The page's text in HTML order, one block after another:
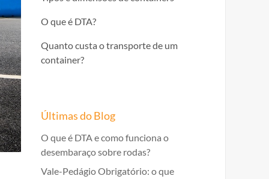
O que é DTA?
Quanto custa o transporte de um
container?
Últimas do Blog
O que é DTA e como funciona o
desembaraço sobre rodas?
Vale-Pedágio Obrigatório: o que